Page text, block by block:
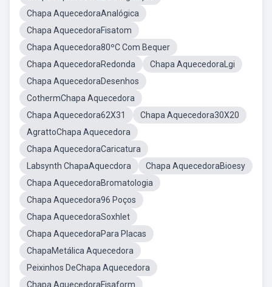
Chapa AquecedoraAnalógica
Chapa AquecedoraFisatom
Chapa Aquecedora80ºC Com Bequer
Chapa AquecedoraRedonda
Chapa AquecedoraLgi
Chapa AquecedoraDesenhos
CothermChapa Aquecedora
Chapa Aquecedora62X31
Chapa Aquecedora30X20
AgrattoChapa Aquecedora
Chapa AquecedoraCaricatura
Labsynth ChapaAquecdora
Chapa AquecedoraBioesy
Chapa AquecedoraBromatologia
Chapa Aquecedora96 Poços
Chapa AquecedoraSoxhlet
Chapa AquecedoraPara Placas
ChapaMetálica Aquecedora
Peixinhos DeChapa Aquecedora
Chapa AquecedoraFisaform